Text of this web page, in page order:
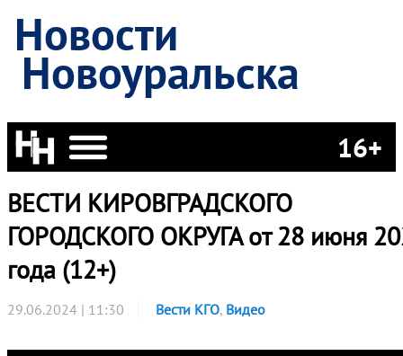
Новости
Новоуральска
16+
ВЕСТИ КИРОВГРАДСКОГО
ГОРОДСКОГО ОКРУГА от 28 июня
года (12+)
29.06.2024 | 11:30 Вести КГО, Видео